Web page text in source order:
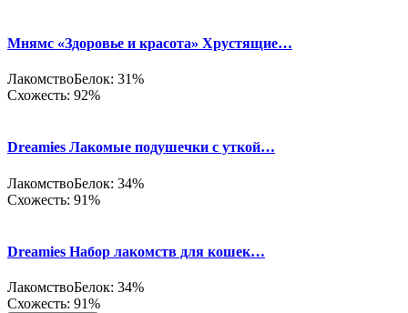
Мнямс «Здоровье и красота» Хрустящие…
ЛакомствоБелок: 31%
Схожесть: 92%
Dreamies Лакомые подушечки с уткой…
ЛакомствоБелок: 34%
Схожесть: 91%
Dreamies Набор лакомств для кошек…
ЛакомствоБелок: 34%
Схожесть: 91%